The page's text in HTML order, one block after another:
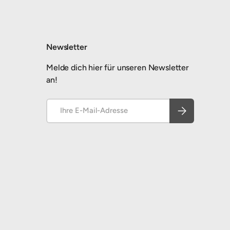
Newsletter
Melde dich hier für unseren Newsletter
an!
Abonnieren